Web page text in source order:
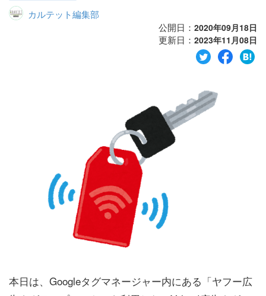
お申し込みから運用開始までの流れ
カルテット編集部
公開日： 2020年09月18日
更新日： 2023年11月08日
本日は、Googleタグマネージャー内にある「ヤフー広